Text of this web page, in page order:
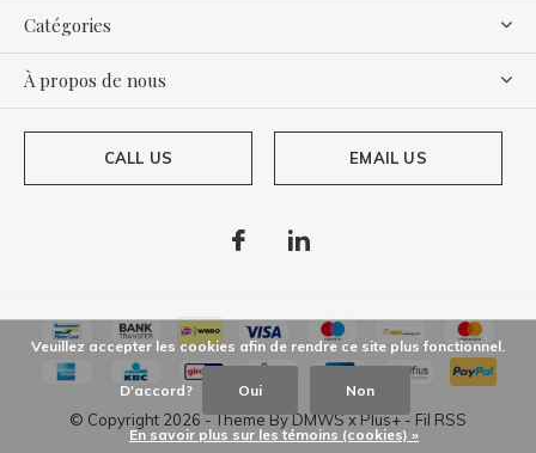
Catégories
À propos de nous
CALL US EMAIL US
© Copyright 2026- Theme ByDMWSxPlus+- Fil RSS
Veuillez accepter les cookies afin de rendre ce site plus fonctionnel.
D'accord? Oui Non
En savoir plus sur les témoins (cookies) »